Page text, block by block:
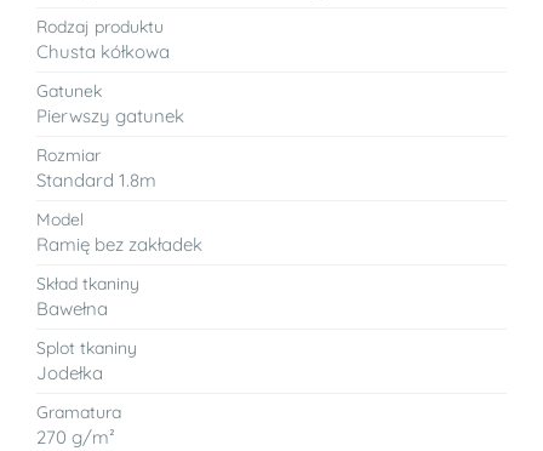
Rodzaj produktu
Chusta kółkowa
Gatunek
Pierwszy gatunek
Rozmiar
Standard 1.8m
Model
Ramię bez zakładek
Skład tkaniny
Bawełna
Splot tkaniny
Jodełka
Gramatura
270 g/m²